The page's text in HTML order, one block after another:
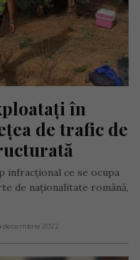
în
de trafic de
infracțional ce se ocupa
de naționalitate română,
decembrie 2022